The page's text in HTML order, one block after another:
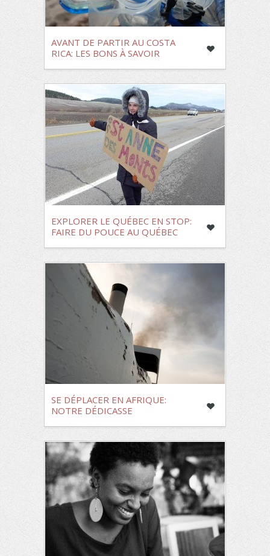
AVANT DE PARTIR AU COSTA
RICA: LES BONS À SAVOIR
EXPLORER LE QUÉBEC EN STOP:
FAIRE DU POUCE AU QUÉBEC
SE DÉPLACER EN AFRIQUE:
NOTRE DÉDICASSE